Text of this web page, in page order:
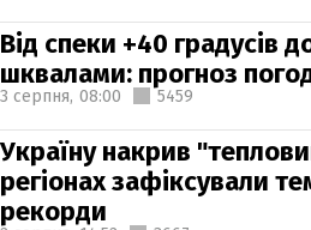
Від спеки +40 градусів
шквалами: прогноз
3 серпня, 08:00 5459
Україну накрив
регіонах зафіксували
рекорди